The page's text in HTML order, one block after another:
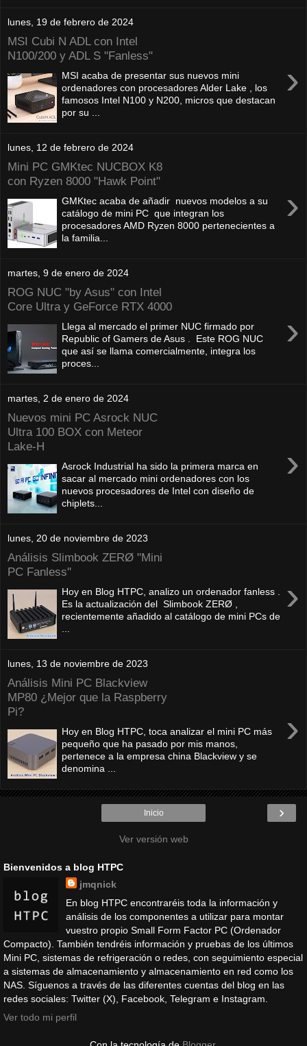
lunes, 19 de febrero de 2024
MSI Cubi N ADL con Intel
N100/200 y ADL S "Fanless"
›
MSI acaba de presentar sus nuevos mini
ordenadores con procesadores Alder Lake , los
famosos Intel N100 y N200, micros que destacan
por su ...
lunes, 12 de febrero de 2024
Mini PC GMKtec NUCBOX K8
con Ryzen 8000 "Hawk Point"
›
GMKtec acaba de añadir nuevos modelos a su
catálogo de mini PC que integran los
procesadores AMD Ryzen 8000 pertenecientes a
la familia...
martes, 9 de enero de 2024
ROG NUC "by Asus" con Intel
Core Ultra y GeForce RTX 4000
›
Llega al mercado el primer NUC firmado por
Republic of Gamers de Asus . Este ROG NUC
que así se llama comercialmente, integra los
proces...
martes, 2 de enero de 2024
Nuevos mini PC Asrock NUC
Ultra 100 BOX con Meteor
Lake-H
›
Asrock Industrial ha sido la primera marca en
sacar al mercado mini ordenadores con los
nuevos procesadores de Intel con diseño de
chiplets...
lunes, 20 de noviembre de 2023
Análisis Slimbook ZERØ "Mini
PC Fanless"
›
Hoy en Blog HTPC, analizo un ordenador fanless .
Es la actualización del Slimbook ZERØ ,
recientemente añadido al catálogo de mini PCs de
lunes, 13 de noviembre de 2023
Análisis Mini PC Blackview
MP80 ¿Mejor que la Raspberry
Pi?
›
Hoy en Blog HTPC, toca analizar el mini PC más
pequeño que ha pasado por mis manos,
pertenece a la empresa china Blackview y se
denomina ...
›
Inicio
Ver versión web
Bienvenidos a blog HTPC
jmqnick
En blog HTPC encontraréis toda la información y
análisis de los componentes a utilizar para montar
vuestro propio Small Form Factor PC (Ordenador
Compacto). También tendréis información y pruebas de los últimos
Mini PC, sistemas de refrigeración o redes, con seguimiento especial
a sistemas de almacenamiento y almacenamiento en red como los
NAS. Síguenos a través de las diferentes cuentas del blog en las
redes sociales: Twitter (X), Facebook, Telegram e Instagram.
Ver todo mi perfil